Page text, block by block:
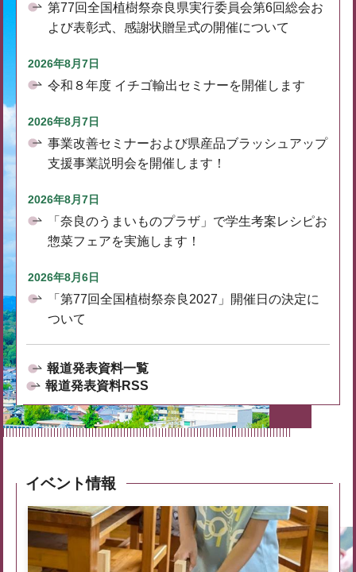
第77回全国植樹祭奈良県実行委員会第6回総会お
よび表彰式、感謝状贈呈式の開催について
2026年8月7日
令和８年度 イチゴ輸出セミナーを開催します
2026年8月7日
事業改善セミナーおよび県産品ブラッシュアップ
支援事業説明会を開催します！
2026年8月7日
「奈良のうまいものプラザ」で学生考案レシピお
惣菜フェアを実施します！
2026年8月6日
「第77回全国植樹祭奈良2027」開催日の決定に
ついて
報道発表資料一覧
報道発表資料RSS
イベント情報